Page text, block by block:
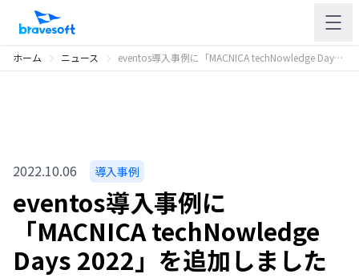
ホーム ニュース eventos導入事例に「MACNICA techNowledge Days 2022」を追加しました
2022.10.06 導入事例
eventos導入事例に
「MACNICA techNowledge
Days 2022」を追加しました